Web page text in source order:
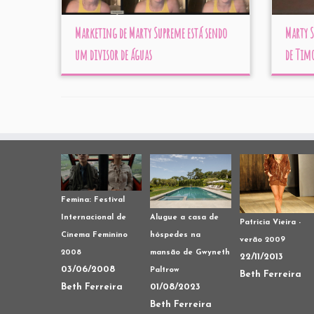
Marketing de Marty Supreme está sendo
um divisor de águas
Marty
de
Femina: Festival
Internacional de
Cinema Feminino
2008
03/06/2008
Beth Ferreira
Alugue a casa de
hóspedes na
mansão de Gwyneth
Paltrow
01/08/2023
Beth Ferreira
Patricia Vieira -
verão 2009
22/11/2013
Beth Ferreira